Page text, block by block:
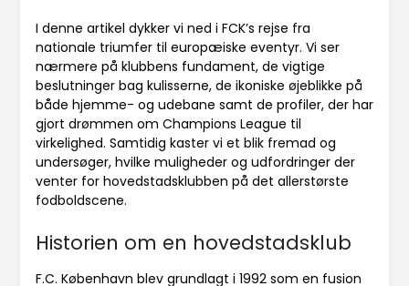
I denne artikel dykker vi ned i FCK’s rejse fra
nationale triumfer til europæiske eventyr. Vi ser
nærmere på klubbens fundament, de vigtige
beslutninger bag kulisserne, de ikoniske øjeblikke på
både hjemme- og udebane samt de profiler, der har
gjort drømmen om Champions League til
virkelighed. Samtidig kaster vi et blik fremad og
undersøger, hvilke muligheder og udfordringer der
venter for hovedstadsklubben på det allerstørste
fodboldscene.
Historien om en hovedstadsklub
F.C. København blev grundlagt i 1992 som en fusion